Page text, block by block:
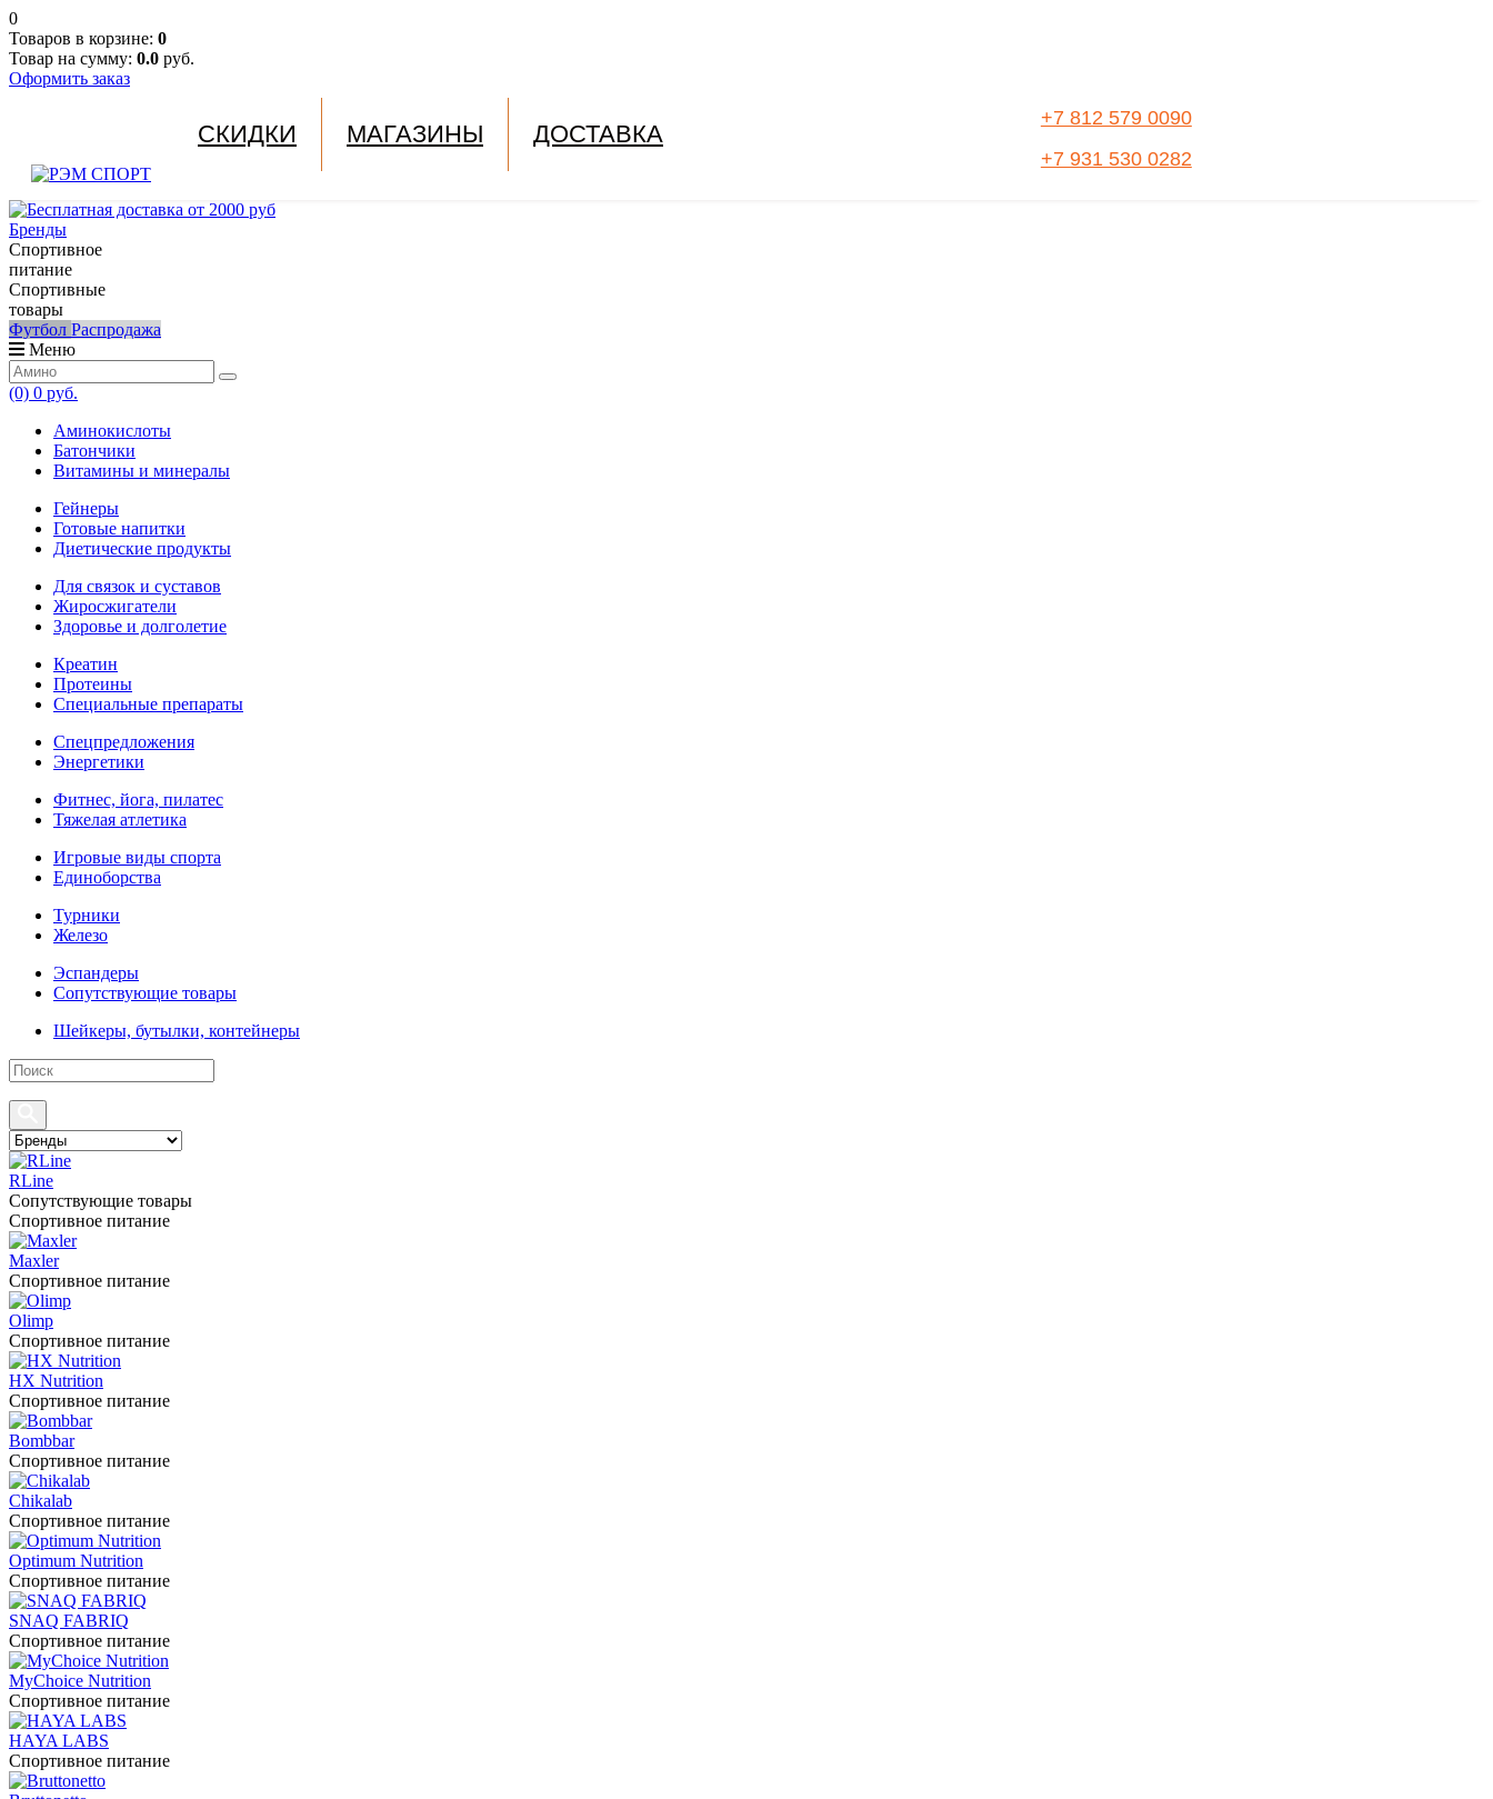
0
Товаров в корзине: 0
Товар на сумму: 0.0 руб.
Оформить заказ
СКИДКИ МАГАЗИНЫ ДОСТАВКА
+7 812 579 0090
+7 931 530 0282
Бренды
Спортивное
питание
Спортивные
товары
Футбол Распродажа
Меню
(0) 0 руб.
Аминокислоты
Батончики
Витамины и минералы
Гейнеры
Готовые напитки
Диетические продукты
Для связок и суставов
Жиросжигатели
Здоровье и долголетие
Креатин
Протеины
Специальные препараты
Спецпредложения
Энергетики
Фитнес, йога, пилатес
Тяжелая атлетика
Игровые виды спорта
Единоборства
Турники
Железо
Эспандеры
Сопутствующие товары
Шейкеры, бутылки, контейнеры
RLine
Сопутствующие товары
Спортивное питание
Maxler
Спортивное питание
Olimp
Спортивное питание
HX Nutrition
Спортивное питание
Bombbar
Спортивное питание
Chikalab
Спортивное питание
Optimum Nutrition
Спортивное питание
SNAQ FABRIQ
Спортивное питание
MyChoice Nutrition
Спортивное питание
HAYA LABS
Спортивное питание